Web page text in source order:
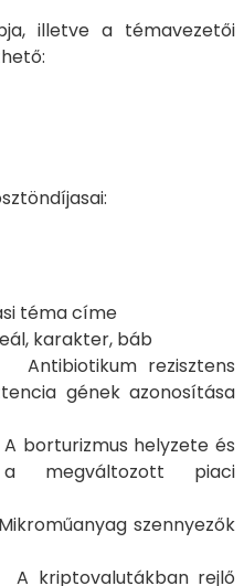
illetve a témavezetői
címe
karakter, báb
rezisztens
gének azonosítása
helyzete és
a megváltozott piaci
szennyezők
kriptovalutákban rejlő